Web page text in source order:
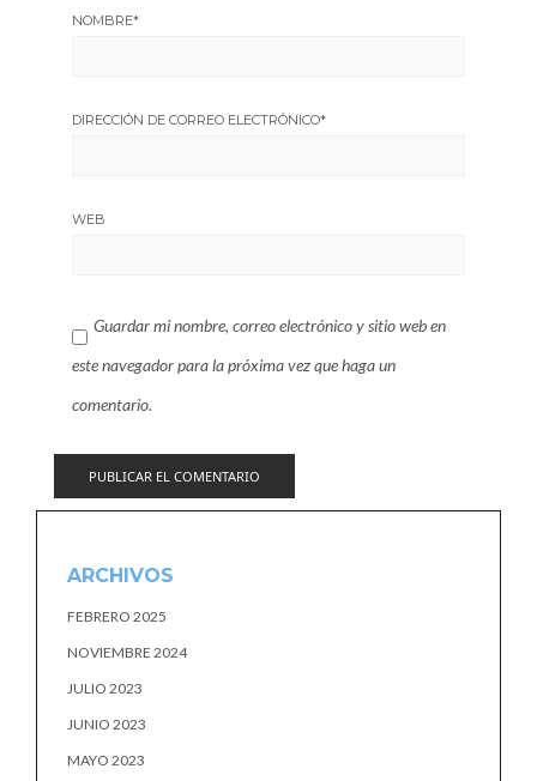
NOMBRE*
DIRECCIÓN DE CORREO ELECTRÓNICO*
WEB
Guardar mi nombre, correo electrónico y sitio web en
este navegador para la próxima vez que haga un
comentario.
ARCHIVOS
FEBRERO 2025
NOVIEMBRE 2024
JULIO 2023
JUNIO 2023
MAYO 2023